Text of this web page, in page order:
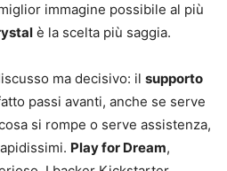
immagine possibile al più
è la scelta più saggia.
ma decisivo: il supporto
passi avanti, anche se serve
si rompe o serve assistenza,
Play for Dream,